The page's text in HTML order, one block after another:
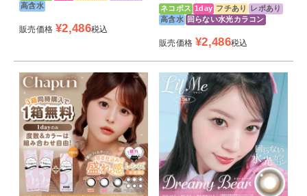
高含水
販売価格 ¥2,486税込
ネコポス 1day フチあり
レポあり
高含水
回らない水光カラコン
販売価格 ¥2,486税込